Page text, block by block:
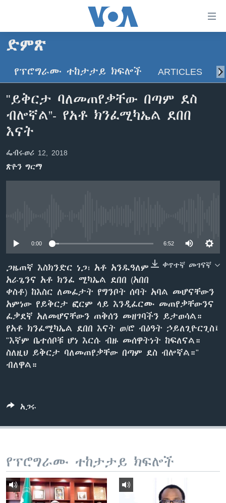
ማገናኛዎች
ዋናው
ይዘት
ወደ
ዋናው
ይዘት
እለፍ
ወደ
ዋናው
ዜና
ኢትዮጵያ
አሜሪካ
ኑሮ በጤንነት
ከምሽቱ ሦስት ሰዓት የአማርኛ ዜና
ቪዲዮ
ክምችት
ቋንቋዎች
ድምጽ
የፕሮግራሙ ተከታታይ ክፍሎች ARTICLES
"ይቅርታ ባለመጠየቃቸው በጣም ደስ
ብሎኛል”- የአቶ ክንፈሚካኤል ደበበ
እናት
ፌብሩወሪ 12, 2018
ጽዮን ግርማ
0:00 6:52
ቀጥተኛ መገናኛ
ጋዜጠኛ እስክንድር ነጋ፣ አቶ አንዱዓለም
አራጌንና አቶ ክንፈ ሚካኤል ደበበ (አበበ
ቀስቶ) ከእስር ለመፈታት የግንቦት ሰባት አባል መሆናቸውን
አምነው የይቅርታ ፎርም ላይ እንዲፈርሙ መጠየቃቸውንና
ፈቃደኛ አለመሆናቸውን ጠቅሰን መዘገባችን ይታወሳል።
የአቶ ክንፈሚካኤል ደበበ እናት ወ/ሮ ብዕዓት ኃይለጊዮርጊስ፤
"እኛም ቤተሰቦቹ ሆነ እርሱ ብዙ መሰዋትነት ከፍለናል።
ስለዚህ ይቅርታ ባለመጠየቃቸው በጣም ደስ ብሎኛል።"
ብለዋል።
አጋሩ
የፕሮግራሙ ተከታታይ ክፍሎች